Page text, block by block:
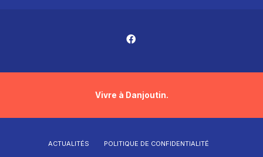
Vivre à Danjoutin.
ACTUALITÉS POLITIQUE DE CONFIDENTIALITÉ